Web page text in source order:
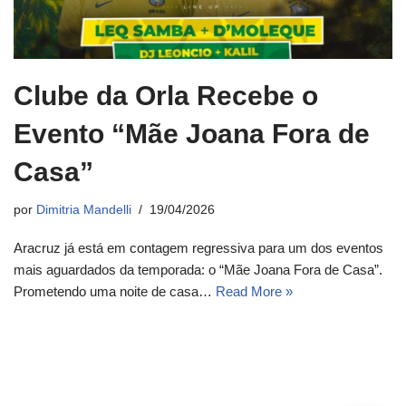
Clube da Orla Recebe o
Evento “Mãe Joana Fora de
Casa”
por Dimitria Mandelli 19/04/2026
Aracruz já está em contagem regressiva para um dos eventos
mais aguardados da temporada: o “Mãe Joana Fora de Casa”.
Prometendo uma noite de casa… Read More »